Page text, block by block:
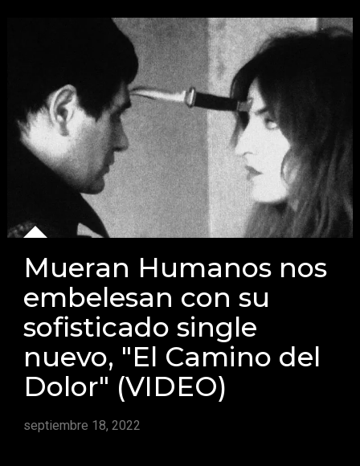
Mueran Humanos nos
embelesan con su
sofisticado single
nuevo, "El Camino del
Dolor" (VIDEO)
septiembre 18, 2022